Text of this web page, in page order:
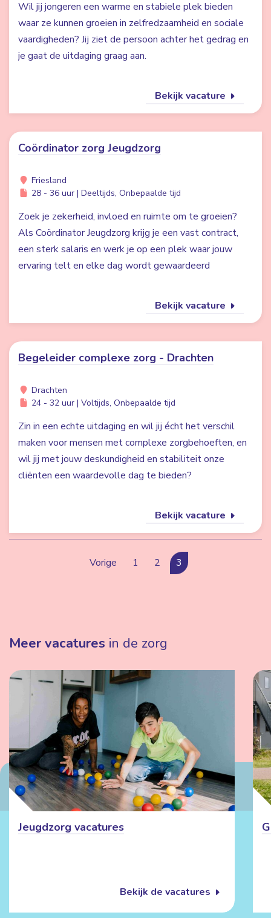
Wil jij jongeren een warme en stabiele plek bieden
waar ze kunnen groeien in zelfredzaamheid en sociale
vaardigheden? Jij ziet de persoon achter het gedrag en
je gaat de uitdaging graag aan.
Bekijk vacature
Coördinator zorg Jeugdzorg
Friesland
28 - 36 uur | Deeltijds, Onbepaalde tijd
Zoek je zekerheid, invloed en ruimte om te groeien?
Als Coördinator Jeugdzorg krijg je een vast contract,
een sterk salaris en werk je op een plek waar jouw
ervaring telt en elke dag wordt gewaardeerd
Bekijk vacature
Begeleider complexe zorg - Drachten
Drachten
24 - 32 uur | Voltijds, Onbepaalde tijd
Zin in een echte uitdaging en wil jij écht het verschil
maken voor mensen met complexe zorgbehoeften, en
wil jij met jouw deskundigheid en stabiliteit onze
cliënten een waardevolle dag te bieden?
Bekijk vacature
Vorige 1 2 3
Meer vacatures in de zorg
Jeugdzorg vacatures
Bekijk de vacatures